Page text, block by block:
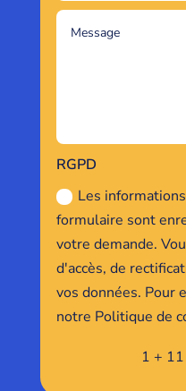
RGPD
Les
formulaire sont
votre demande.
d'accès, de
vos données. Pour
notre Politique de
1 + 11